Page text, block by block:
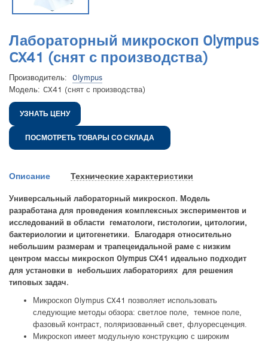
Лабораторный микроскоп Olympus
CX41 (снят с производства)
Производитель: Olympus
Модель: CX41 (снят с производства)
УЗНАТЬ ЦЕНУ
ПОСМОТРЕТЬ ТОВАРЫ СО СКЛАДА
Описание Технические характеристики
Универсальный лабораторный микроскоп. Модель
разработана для проведения комплексных экспериментов и
исследований в области гематологи, гистологии, цитологии,
бактериологии и цитогенетики. Благодаря относительно
небольшим размерам и трапецеидальной раме с низким
центром массы микроскоп Olympus CX41 идеально подходит
для установки в небольших лабораториях для решения
типовых задач.
Микроскоп Olympus CX41 позволяет использовать
следующие методы обзора: светлое поле, темное поле,
фазовый контраст, поляризованный свет, флуоресценция.
Микроскоп имеет модульную конструкцию с широким